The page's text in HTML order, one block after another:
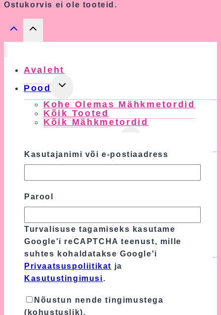
Kasutajanimi või e-postiaadress
Parool
Turvalisuse tagamiseks kasutame
Google'i reCAPTCHA teenust, mille
suhtes kohaldatakse Google'i
Privaatsuspoliitikat ja
Kasutustingimusi.
Nõustun nende tingimustega
(kohustuslik).
Ostukorvis ei ole tooteid.
Avaleht
Pood
Toggle
Child
Menu
Kohe Olemas Mähkmetordid
Kõik Tooted
Kõik Mähkmetordid
Child
Tüdrukule
Poisile
Beebipapud
Beebisokid
Kaisutekid
Lapitekid
Lutiketid
Blogi Toggle
Child
Menu
Kõik Postitused
Närimislelu Ja Närimisrõngas
Beebitekk
4 Ideed, Mida Kinkida Beebile
Kaisutekk – Kust Osta Kõige